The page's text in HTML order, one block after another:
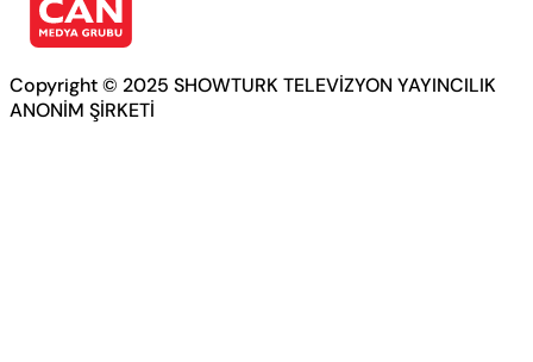
Copyright © 2025 SHOWTURK TELEVİZYON YAYINCILIK
ANONİM ŞİRKETİ